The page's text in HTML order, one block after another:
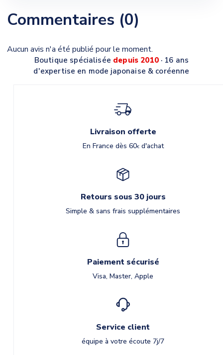
Commentaires (0)
Aucun avis n'a été publié pour le moment.
Boutique spécialisée depuis 2010· 16 ans
d'expertise en mode japonaise & coréenne
Livraison offerte
En France dès 60€d'achat
Retours sous 30 jours
Simple & sans frais supplémentaires
Paiement sécurisé
Visa, Master, Apple
Service client
équipe à votre écoute 7j/7